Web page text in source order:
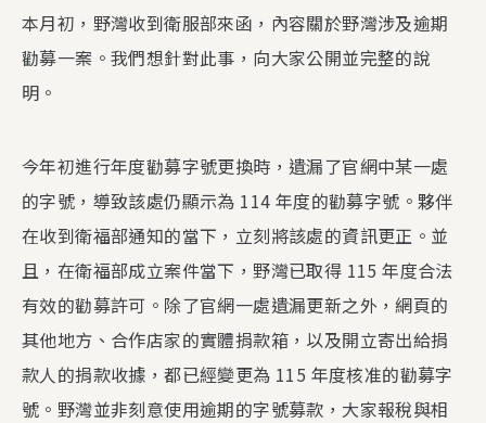
本月初，野灣收到衛服部來函，內容關於野灣涉及逾期
勸募一案。我們想針對此事，向大家公開並完整的說
明。​
今年初進行年度勸募字號更換時，遺漏了官網中某一處
的字號，導致該處仍顯示為 114 年度的勸募字號。夥伴
在收到衛福部通知的當下，立刻將該處的資訊更正。​並
且，在衛福部成立案件當下，野灣已取得 115 年度合法
有效的勸募許可。除了官網一處遺漏更新之外，網頁的
其他地方、合作店家的實體捐款箱，以及開立寄出給捐
款人的捐款收據，都已經變更為 115 年度核准的勸募字
號。野灣並非刻意使用逾期的字號募款，大家報稅與相